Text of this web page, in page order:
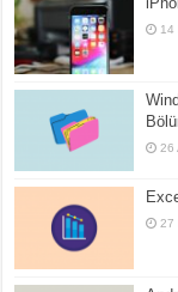
14
26
27